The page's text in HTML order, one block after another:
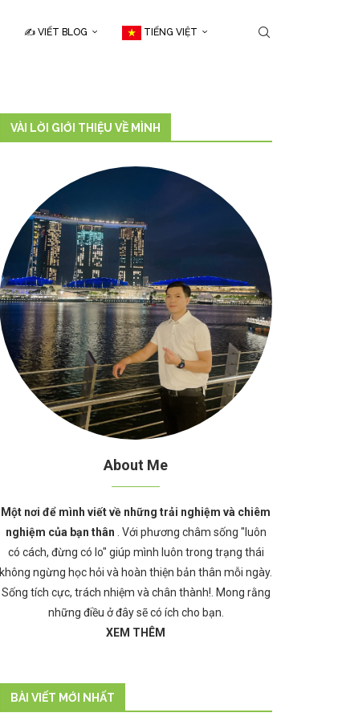
✍️ VIẾT BLOG TIẾNG VIỆT
VÀI LỜI GIỚI THIỆU VỀ MÌNH
About Me
Một nơi để mình viết về những trải nghiệm và chiêm
nghiệm của bạn thân
. Với phương châm sống "luôn
có cách, đừng có lo" giúp mình luôn trong trạng thái
không ngừng học hỏi và hoàn thiện bản thân mỗi ngày.
Sống tích cực, trách nhiệm và chân thành!. Mong rằng
những điều ở đây sẽ có ích cho bạn.
XEM THÊM
BÀI VIẾT MỚI NHẤT